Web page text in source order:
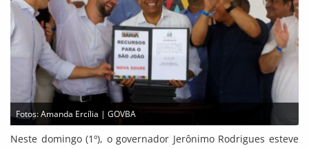
Fotos: Amanda Ercília | GOVBA
Neste domingo (1º), o governador Jerônimo Rodrigues esteve